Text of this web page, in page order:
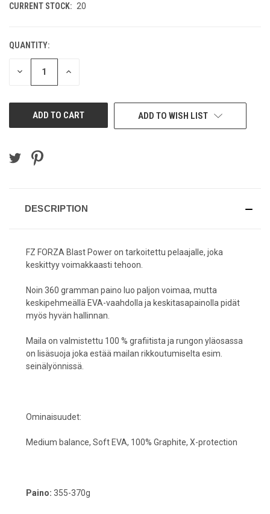
CURRENT STOCK: 20
QUANTITY:
DECREASE INCREASE
ADD TO WISH LIST
DESCRIPTION
FZ FORZA Blast Power on tarkoitettu pelaajalle, joka
keskittyy voimakkaasti tehoon.
Noin 360 gramman paino luo paljon voimaa, mutta
keskipehmeällä EVA-vaahdolla ja keskitasapainolla pidät
myös hyvän hallinnan.
Maila on valmistettu 100 % grafiitista ja rungon yläosassa
on lisäsuoja joka estää mailan rikkoutumiselta esim.
seinälyönnissä.
Ominaisuudet:
Medium balance, Soft EVA, 100% Graphite, X-protection
Paino: 355-370g